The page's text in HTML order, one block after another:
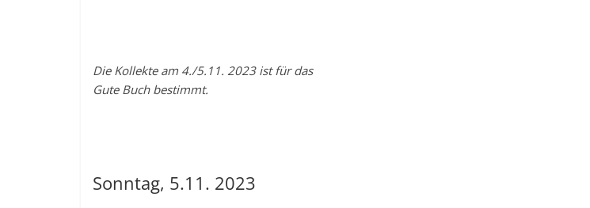
Die Kollekte am 4./5.11. 2023 ist für das
Gute Buch bestimmt.
Sonntag, 5.11. 2023